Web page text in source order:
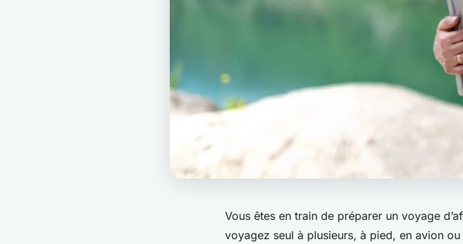
Vous êtes en train de préparer un voyage
voyagez seul à plusieurs, à pied, en avion